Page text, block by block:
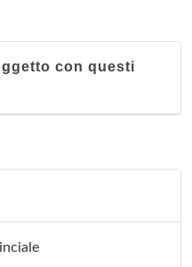
con questi